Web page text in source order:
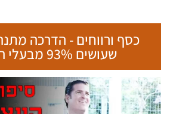
כסף ורווחים - הדרכה
שעושים 93% מבעלי העסקים